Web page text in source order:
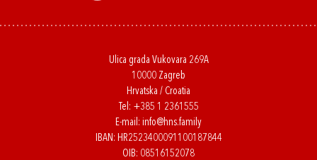
Ulica grada Vukovara 269A
10000 Zagreb
Hrvatska / Croatia
Tel: +385 1 2361555
E-mail: info@hns.family
IBAN: HR2523400091100187844
OIB: 08516152078